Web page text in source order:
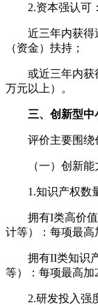
2.资本强认可：
近三年内获得
（资金）扶持；
或近三年内获得
万元以上）。
三、创新型中
评价主要围绕创
（一）创新能力
1.知识产权数量
拥有I类高价值
计等）：每项最高
拥有II类知识产
等）：每项最高
2.研发投入强度